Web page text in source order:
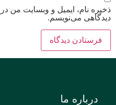
ذخیره نام، ایمیل و وبسایت من
دیدگاهی می‌نویسم.
درباره ما